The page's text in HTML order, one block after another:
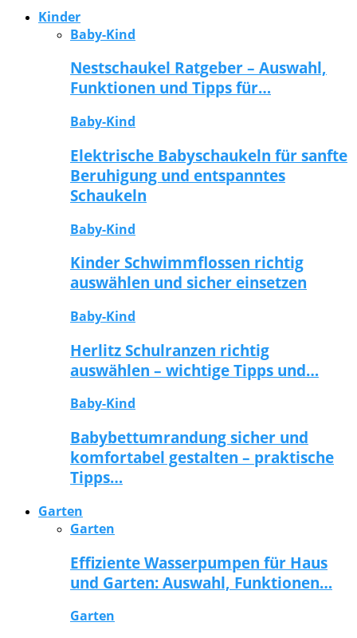
Kinder
Baby-Kind
Nestschaukel Ratgeber – Auswahl,
Funktionen und Tipps für…
Baby-Kind
Elektrische Babyschaukeln für sanfte
Beruhigung und entspanntes
Schaukeln
Baby-Kind
Kinder Schwimmflossen richtig
auswählen und sicher einsetzen
Baby-Kind
Herlitz Schulranzen richtig
auswählen – wichtige Tipps und…
Baby-Kind
Babybettumrandung sicher und
komfortabel gestalten – praktische
Tipps…
Garten
Garten
Effiziente Wasserpumpen für Haus
und Garten: Auswahl, Funktionen…
Garten